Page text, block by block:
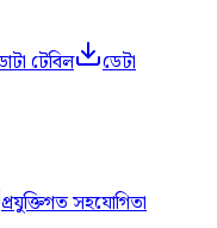
টেবিল
ডেটা
প্রযুক্তিগত সহযোগিতা